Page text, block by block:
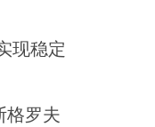
现稳定
格罗夫